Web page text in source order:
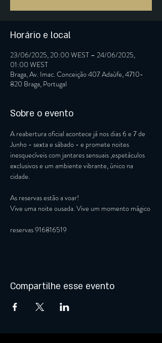
Horário e local
23/06/2025, 20:00 WEST – 24/06/2025,
01:00 WEST
Braga, Av. Imac. Conceição 407 Adaùfe, 4710-
820 Braga, Portugal
Sobre o evento
A reabertura oficial acontece já nos dias 6 e 7 de
Junho - sexta e sábado - e promete noites
inesquecíveis com jantares sensuais ,espetáculos
exclusivos e um ambiente vibrante, único na
cidade.
As reservas estão a voar!
Vive uma noite ousada. Vive um momento mágico
reservas 916816519
Compartilhe esse evento